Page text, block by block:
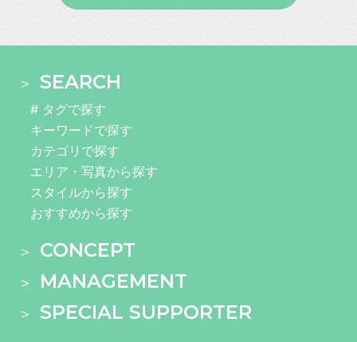
SEARCH
# タグで探す
キーワードで探す
カテゴリで探す
エリア・写真から探す
スタイルから探す
おすすめから探す
CONCEPT
MANAGEMENT
SPECIAL SUPPORTER